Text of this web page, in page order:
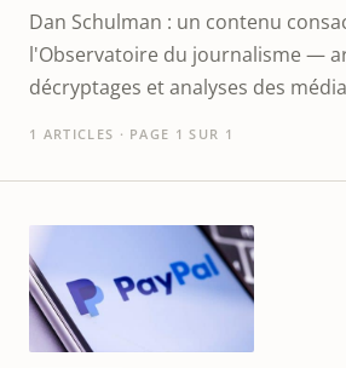
Dan Schulman : un contenu
l'Observatoire du journalisme —
décryptages et analyses des
1 ARTICLES · PAGE 1 SUR 1